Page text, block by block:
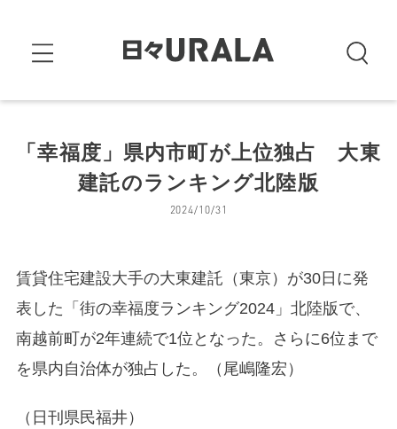
「幸福度」県内市町が上位独占 大東
建託のランキング北陸版
2024/10/31
賃貸住宅建設大手の大東建託（東京）が30日に発
表した「街の幸福度ランキング2024」北陸版で、
南越前町が2年連続で1位となった。さらに6位まで
を県内自治体が独占した。（尾嶋隆宏）
（日刊県民福井）